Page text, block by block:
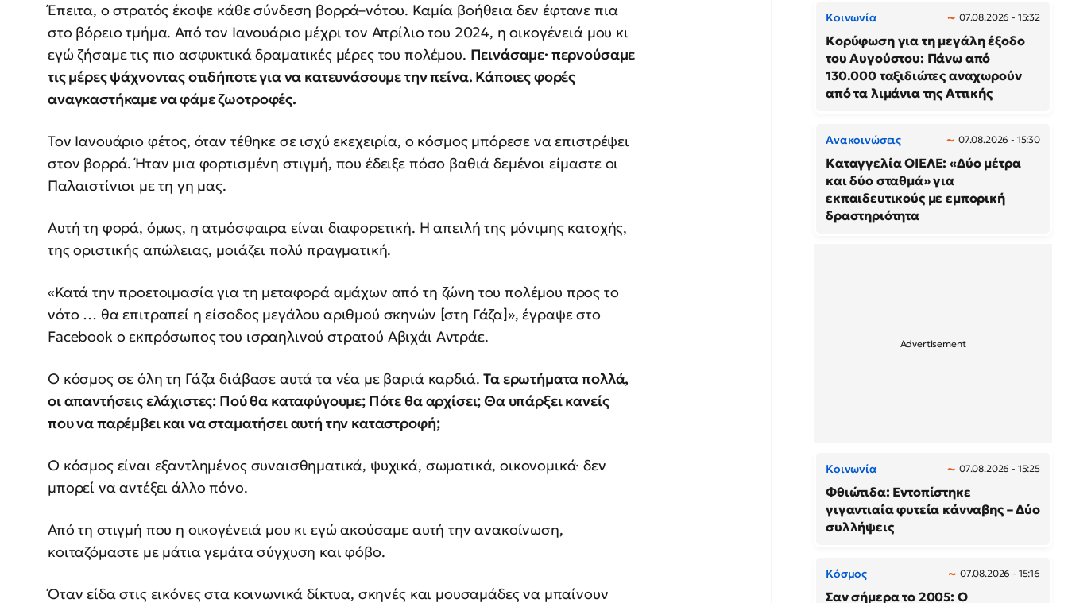
Έπειτα, ο στρατός έκοψε κάθε σύνδεση βορρά–νότου. Καμία βοήθεια δεν έφτανε πια
στο βόρειο τμήμα. Από τον Ιανουάριο μέχρι τον Απρίλιο του 2024, η οικογένειά μου κι
εγώ ζήσαμε τις πιο ασφυκτικά δραματικές μέρες του πολέμου. Πεινάσαμε· περνούσαμε
τις μέρες ψάχνοντας οτιδήποτε για να κατευνάσουμε την πείνα. Κάποιες φορές
αναγκαστήκαμε να φάμε ζωοτροφές.
Τον Ιανουάριο φέτος, όταν τέθηκε σε ισχύ εκεχειρία, ο κόσμος μπόρεσε να επιστρέψει
στον βορρά. Ήταν μια φορτισμένη στιγμή, που έδειξε πόσο βαθιά δεμένοι είμαστε οι
Παλαιστίνιοι με τη γη μας.
Αυτή τη φορά, όμως, η ατμόσφαιρα είναι διαφορετική. Η απειλή της μόνιμης κατοχής,
της οριστικής απώλειας, μοιάζει πολύ πραγματική.
«Κατά την προετοιμασία για τη μεταφορά αμάχων από τη ζώνη του πολέμου προς το
νότο … θα επιτραπεί η είσοδος μεγάλου αριθμού σκηνών [στη Γάζα]», έγραψε στο
Facebook ο εκπρόσωπος του ισραηλινού στρατού Αβιχάι Αντράε.
Ο κόσμος σε όλη τη Γάζα διάβασε αυτά τα νέα με βαριά καρδιά.Τα ερωτήματα πολλά,
οι απαντήσεις ελάχιστες: Πού θα καταφύγουμε; Πότε θα αρχίσει; Θα υπάρξει κανείς
που να παρέμβει και να σταματήσει αυτή την καταστροφή;
Ο κόσμος είναι εξαντλημένος συναισθηματικά, ψυχικά, σωματικά, οικονομικά· δεν
μπορεί να αντέξει άλλο πόνο.
Από τη στιγμή που η οικογένειά μου κι εγώ ακούσαμε αυτή την ανακοίνωση,
κοιταζόμαστε με μάτια γεμάτα σύγχυση και φόβο.
Όταν είδα στις εικόνες στα κοινωνικά δίκτυα, σκηνές και μουσαμάδες να μπαίνουν
Κοινωνία 07.08.2026 - 15:32
Κορύφωση για τη μεγάλη έξοδο
του Αυγούστου: Πάνω από
130.000 ταξιδιώτες αναχωρούν
από τα λιμάνια της Αττικής
Ανακοινώσεις 07.08.2026 - 15:30
Καταγγελία ΟΙΕΛΕ: «Δύο μέτρα
και δύο σταθμά» για
εκπαιδευτικούς με εμπορική
δραστηριότητα
Κοινωνία 07.08.2026 - 15:25
Φθιώτιδα: Εντοπίστηκε
γιγαντιαία φυτεία κάνναβης – Δύο
συλλήψεις
Κόσμος 07.08.2026 - 15:16
Σαν σήμερα το 2005: Ο